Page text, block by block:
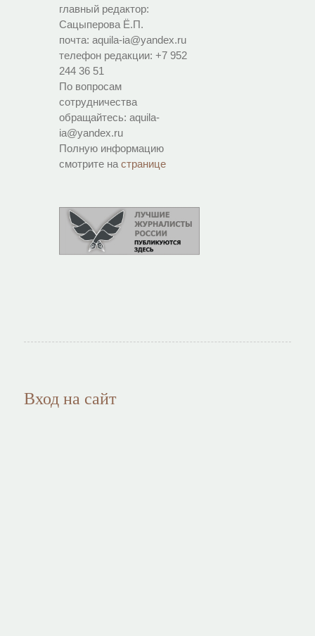
главный редактор:
Сацыперова Ё.П.
почта: aquila-ia@yandex.ru
телефон редакции: +7 952
244 36 51
По вопросам
сотрудничества
обращайтесь: aquila-
ia@yandex.ru
Полную информацию
смотрите на странице
Вход на сайт